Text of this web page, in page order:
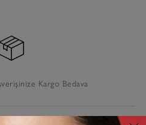
Kargo Bedava